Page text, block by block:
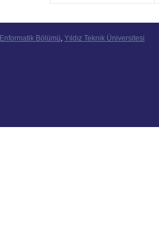
Enformatik Bölümü, Yıldız Teknik Üniversitesi